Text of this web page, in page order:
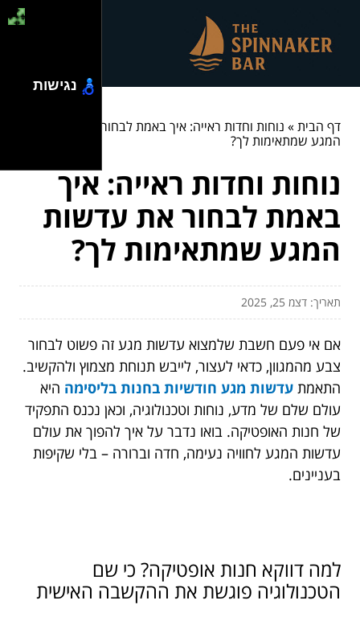
דף הבית» נוחות וחדות ראייה: איך באמת לבחור את עדשות
המגע שמתאימות לך?
נוחות וחדות ראייה: איך
באמת לבחור את עדשות
המגע שמתאימות לך?
תאריך: דצמ 25, 2025
אם אי פעם חשבת שלמצוא עדשות מגע זה פשוט לבחור
צבע מהמגוון, כדאי לעצור, לייבש תנוחת מצמוץ ולהקשיב.
התאמת עדשות מגע חודשיות בחנות בליסימה היא
עולם שלם של מדע, נוחות וטכנולוגיה, וכאן נכנס התפקיד
של חנות האופטיקה. בואו נדבר על איך להפוך את עולם
עדשות המגע לחוויה נעימה, חדה וברורה – בלי שקיפות
בעניינים.
למה דווקא חנות אופטיקה? כי שם
הטכנולוגיה פוגשת את ההקשבה האישית
נגישות